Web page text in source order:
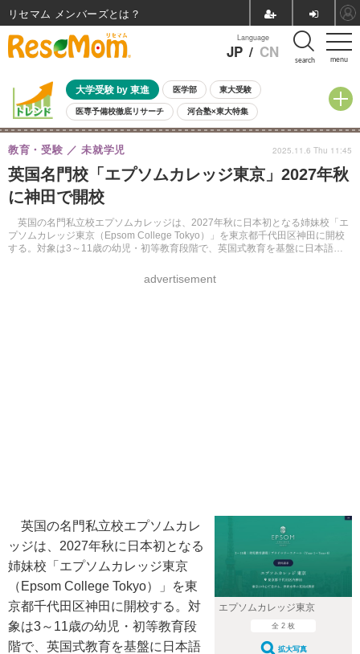
menu
Language
JP / CN search
大学受験 by 東進 医学部 東大受験
医専予備校徹底リサーチ 河合塾×東大特集
親子で考える大学選び 高校受験 中学受験 小学校受験
共通テスト 夏休み
8月開催イベント・WS 全国公立高校 過去問 人気記事
自由研究教材（小学生向け）
英国名門校「エプソムカレッジ東京」2027年秋
に神田で開校
英国の名門私立校エプソムカレッジは、2027年秋に日本初となる姉妹校「エ
プソムカレッジ東京（Epsom College Tokyo）」を東京都千代田区神田に開校
する。対象は3～11歳の幼児・初等教育段階で、英国式教育を基盤に日本語教
教育・受験 未就学児
advertisement
2025.11.6 Thu 11:45
エプソムカレッジ東京
全 2 枚
拡大写真
英国の名門私立校エプソムカレ
ッジは、2027年秋に日本初となる
姉妹校「エプソムカレッジ東京
（Epsom College Tokyo）」を東
京都千代田区神田に開校する。対
象は3～11歳の幼児・初等教育段
階で、英国式教育を基盤に日本語
リセマム メンバーズ